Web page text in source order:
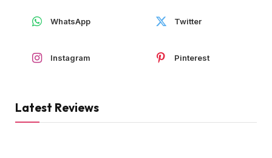
WhatsApp Twitter
Instagram Pinterest
Latest Reviews